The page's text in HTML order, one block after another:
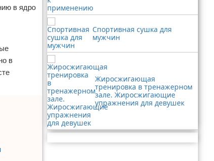
в ядро
в
Спортивная сушка для
мужчин
Жиросжигающая
тренировка в тренажерном
зале. Жиросжигающие
упражнения для девушек